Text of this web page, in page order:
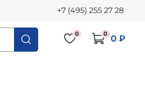
+7 (495) 255 27 28
0 0 0 ₽